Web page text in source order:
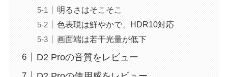
明るさはそこそこ
色表現は鮮やかで、HDR10対応
画面端は若干光量が低下
D2 Proの音質をレビュー